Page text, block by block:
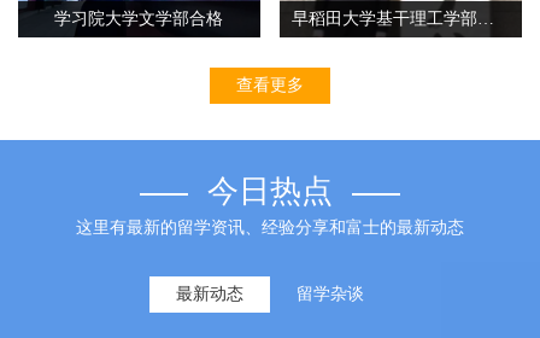
学习院大学文学部合格 早稻田大学基干理工学部合格
查看更多
今日热点
这里有最新的留学资讯、经验分享和富士的最新动态
最新动态 留学杂谈